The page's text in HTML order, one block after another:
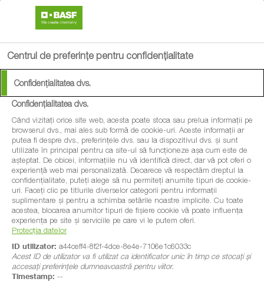
Centrul de preferințe pentru confidențialitate
Confidențialitatea dvs.
Confidențialitatea dvs.
Când vizitați orice site web, acesta poate stoca sau prelua informații pe
browserul dvs., mai ales sub formă de cookie-uri. Aceste informații ar
putea fi despre dvs., preferințele dvs. sau la dispozitivul dvs. și sunt
utilizate în principal pentru ca site-ul să funcționeze așa cum este de
așteptat. De obicei, informațiile nu vă identifică direct, dar vă pot oferi o
experiență web mai personalizată. Deoarece vă respectăm dreptul la
confidențialitate, puteți alege să nu permiteți anumite tipuri de cookie-
uri. Faceți clic pe titlurile diverselor categorii pentru informații
suplimentare și pentru a schimba setările noastre implicite. Cu toate
acestea, blocarea anumitor tipuri de fișiere cookie vă poate influența
experiența pe site și serviciile pe care vi le putem oferi.
Protecția datelor
ID utilizator: a44ceff4-8f2f-4dce-8e4e-7106e1c6033c
Acest ID de utilizator va fi utilizat ca identificator unic în timp ce stocați și
accesați preferințele dumneavoastră pentru viitor.
Timestamp: --